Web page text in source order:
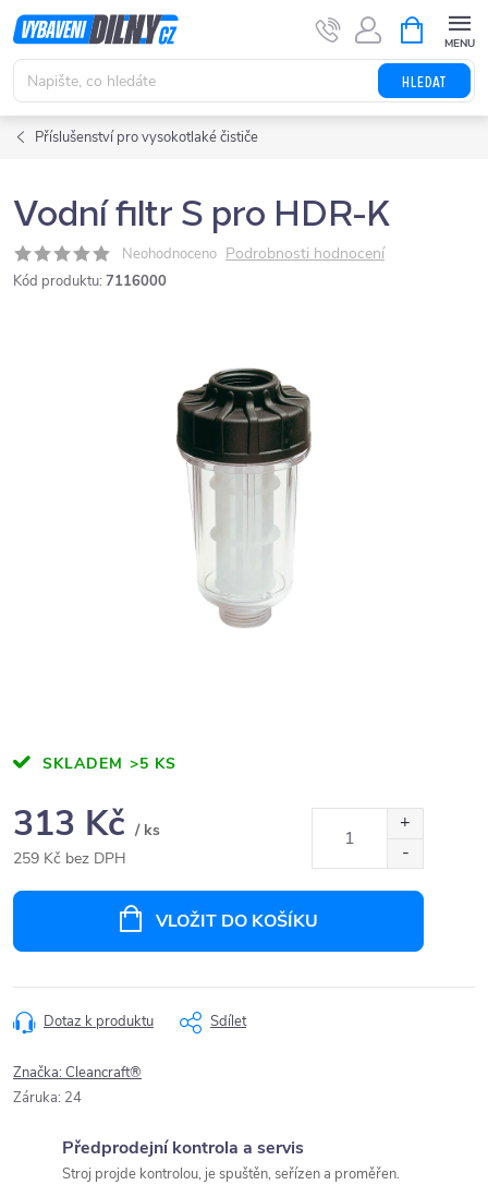
Přejít
na
obsah
HLEDAT
NÁKUPNÍ
KOŠÍK
Příslušenství pro vysokotlaké čističe
Vodní filtr S pro HDR-K
Neohodnoceno Podrobnosti hodnocení
Kód produktu: 7116000
SKLADEM >5 KS
313 Kč / ks
259 Kč bez DPH
VLOŽIT DO KOŠÍKU
Dotaz k produktu Sdílet
Značka:Cleancraft®
Záruka: 24
Předprodejní kontrola a servis
Stroj projde kontrolou, je spuštěn, seřízen a proměřen.